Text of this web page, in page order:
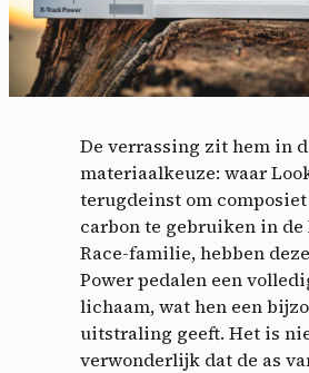
De verrassing zit hem in
materiaalkeuze: waar
terugdeinst om
carbon te gebruiken in de
Race-familie, hebben
Power pedalen een
lichaam, wat hen een
uitstraling geeft. Het is
verwonderlijk dat de as